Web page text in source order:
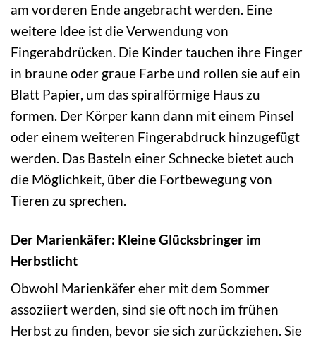
am vorderen Ende angebracht werden. Eine
weitere Idee ist die Verwendung von
Fingerabdrücken. Die Kinder tauchen ihre Finger
in braune oder graue Farbe und rollen sie auf ein
Blatt Papier, um das spiralförmige Haus zu
formen. Der Körper kann dann mit einem Pinsel
oder einem weiteren Fingerabdruck hinzugefügt
werden. Das Basteln einer Schnecke bietet auch
die Möglichkeit, über die Fortbewegung von
Tieren zu sprechen.
Der Marienkäfer: Kleine Glücksbringer im
Herbstlicht
Obwohl Marienkäfer eher mit dem Sommer
assoziiert werden, sind sie oft noch im frühen
Herbst zu finden, bevor sie sich zurückziehen. Sie